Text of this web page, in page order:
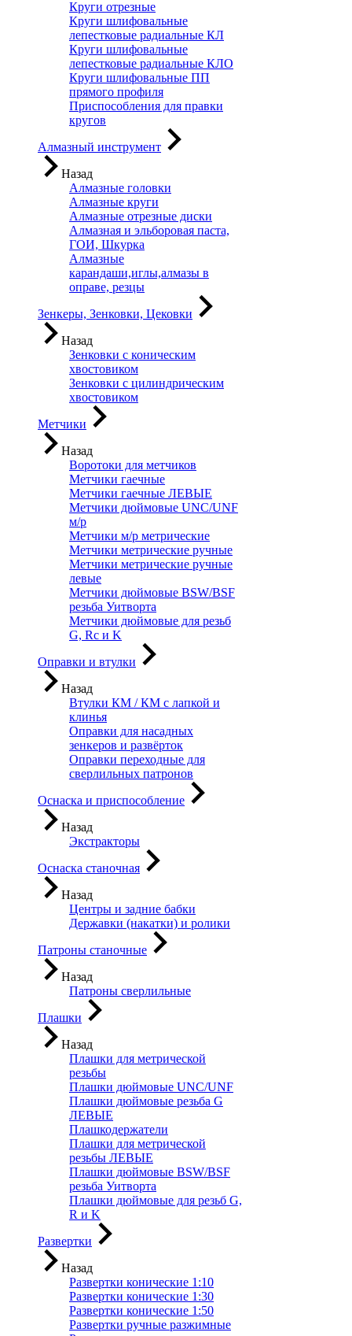
Круги отрезные
Круги шлифовальные
лепестковые радиальные КЛ
Круги шлифовальные
лепестковые радиальные КЛО
Круги шлифовальные ПП
прямого профиля
Приспособления для правки
кругов
Алмазный инструмент
Назад
Алмазные головки
Алмазные круги
Алмазные отрезные диски
Алмазная и эльборовая паста,
ГОИ, Шкурка
Алмазные
карандаши,иглы,алмазы в
оправе, резцы
Зенкеры, Зенковки, Цековки
Назад
Зенковки с коническим
хвостовиком
Зенковки с цилиндрическим
хвостовиком
Метчики
Назад
Воротоки для метчиков
Метчики гаечные
Метчики гаечные ЛЕВЫЕ
Метчики дюймовые UNC/UNF
м/р
Метчики м/р метрические
Метчики метрические ручные
Метчики метрические ручные
левые
Метчики дюймовые BSW/BSF
резьба Уитворта
Метчики дюймовые для резьб
G, Rc и K
Оправки и втулки
Назад
Втулки КМ / КМ с лапкой и
клинья
Оправки для насадных
зенкеров и развёрток
Оправки переходные для
сверлильных патронов
Оснаска и приспособление
Назад
Экстракторы
Оснаска станочная
Назад
Центры и задние бабки
Державки (накатки) и ролики
Патроны станочные
Назад
Патроны сверлильные
Плашки
Назад
Плашки для метрической
резьбы
Плашки дюймовые UNC/UNF
Плашки дюймовые резьба G
ЛЕВЫЕ
Плашкодержатели
Плашки для метрической
резьбы ЛЕВЫЕ
Плашки дюймовые BSW/BSF
резьба Уитворта
Плашки дюймовые для резьб G,
R и K
Развертки
Назад
Развертки конические 1:10
Развертки конические 1:30
Развертки конические 1:50
Развертки ручные разжимные